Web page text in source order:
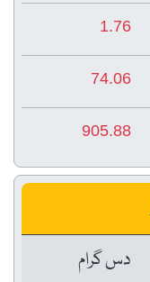
1.76
74.06
905.88
دس گرام